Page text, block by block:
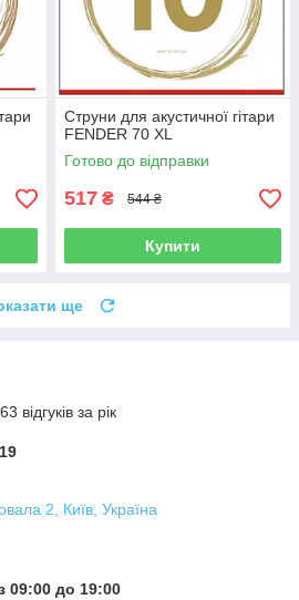
Струни для акустичної гітари
FENDER 70 XL
Готово до відправки
517 ₴ 544 ₴
Купити
ще
відгуків за рік
2, Київ, Україна
09:00 до 19:00